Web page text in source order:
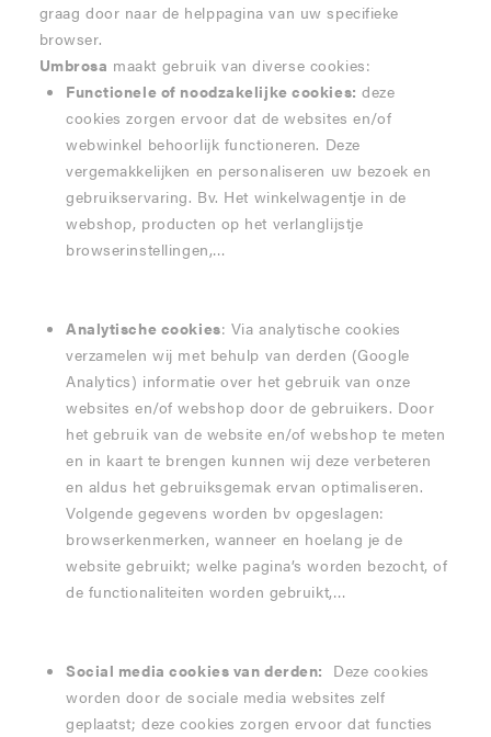
graag door naar de helppagina van uw specifieke
browser.
Umbrosa maakt gebruik van diverse cookies:
Functionele of noodzakelijke cookies: deze
cookies zorgen ervoor dat de websites en/of
webwinkel behoorlijk functioneren. Deze
vergemakkelijken en personaliseren uw bezoek en
gebruikservaring. Bv. Het winkelwagentje in de
webshop, producten op het verlanglijstje
browserinstellingen,…
Analytische cookies: Via analytische cookies
verzamelen wij met behulp van derden (Google
Analytics) informatie over het gebruik van onze
websites en/of webshop door de gebruikers. Door
het gebruik van de website en/of webshop te meten
en in kaart te brengen kunnen wij deze verbeteren
en aldus het gebruiksgemak ervan optimaliseren.
Volgende gegevens worden bv opgeslagen:
browserkenmerken, wanneer en hoelang je de
website gebruikt; welke pagina’s worden bezocht, of
de functionaliteiten worden gebruikt,…
Social media cookies van derden: Deze cookies
worden door de sociale media websites zelf
geplaatst; deze cookies zorgen ervoor dat functies